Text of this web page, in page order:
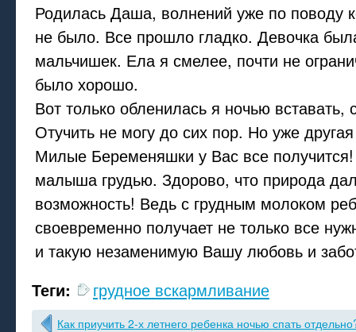
Родилась Даша, волнений уже по поводу
не было. Все прошло гладко. Девочка
мальчишек. Ела я смелее, почти не
было хорошо.
Вот только обленилась я ночью
Отучить не могу до сих пор. Но уже
Милые Беременяшки у Вас все
малыша грудью. Здорово, что природа
возможность! Ведь с грудным молоком
своевременно получает не только все
и такую незаменимую Вашу любовь и
Теги:
грудное вскармливание
Как приучить 2-х летнего ребенка ночью спать